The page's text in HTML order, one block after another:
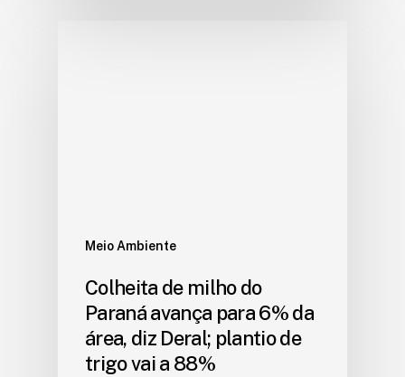
Meio Ambiente
Colheita de milho do
Paraná avança para 6% da
área, diz Deral; plantio de
trigo vai a 88%